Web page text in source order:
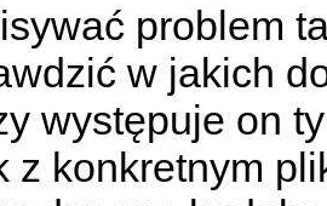
problem
w jakich
występuje on
z konkretnym